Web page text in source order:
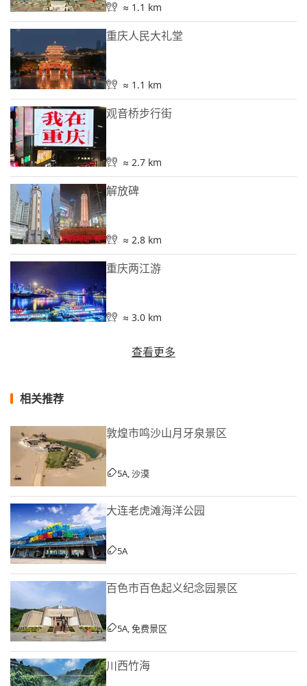
≈ 1.1 km
重庆人民大礼堂
≈ 1.1 km
观音桥步行街
≈ 2.7 km
解放碑
≈ 2.8 km
重庆两江游
≈ 3.0 km
查看更多
相关推荐
敦煌市鸣沙山月牙泉景区
5A, 沙漠
大连老虎滩海洋公园
5A
百色市百色起义纪念园景区
5A, 免费景区
川西竹海